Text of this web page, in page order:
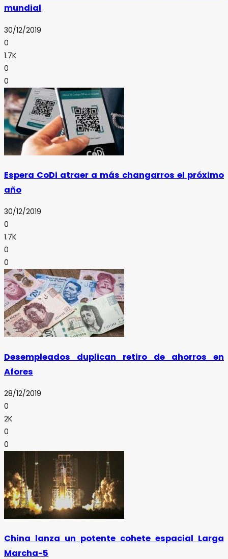
mundial
30/12/2019
0
1.7K
0
0
Espera CoDi atraer a más changarros el próximo
año
30/12/2019
0
1.7K
0
0
Desempleados duplican retiro de ahorros en
Afores
28/12/2019
0
2K
0
0
China lanza un potente cohete espacial Larga
Marcha-5